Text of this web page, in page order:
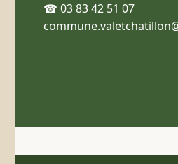
☎ 03 83 42 51 07